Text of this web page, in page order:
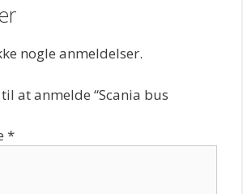
nogle anmeldelser.
at anmelde “Scania bus
*